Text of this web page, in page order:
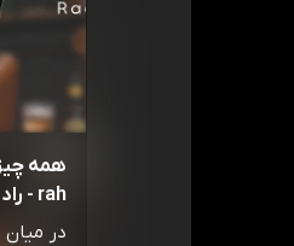
rah - رادیو راه از مجتبی شکوری
در میان